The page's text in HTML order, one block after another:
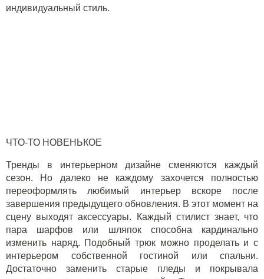
индивидуальный стиль.
ЧТО-ТО НОВЕНЬКОЕ
Тренды в интерьерном дизайне сменяются каждый
сезон. Но далеко не каждому захочется полностью
переоформлять любимый интерьер вскоре после
завершения предыдущего обновления. В этот момент на
сцену выходят аксессуары. Каждый стилист знает, что
пара шарфов или шляпок способна кардинально
изменить наряд. Подобный трюк можно проделать и с
интерьером собственной гостиной или спальни.
Достаточно заменить старые пледы и покрывала